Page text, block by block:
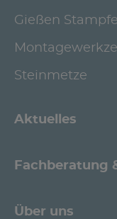
Gießen
Steinmetze
Aktuelles
Fachberatung
Über uns